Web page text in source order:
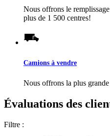
Nous offrons le
plus de 1 500 centres!
Camions à vendre
Nous offrons la plus
Évaluations des
Filtre :